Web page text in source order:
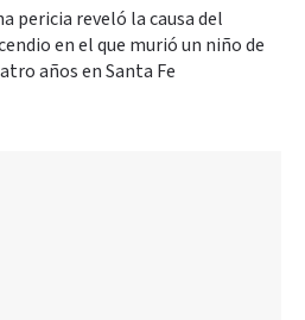
pericia reveló la causa del
en el que murió un niño de
años en Santa Fe